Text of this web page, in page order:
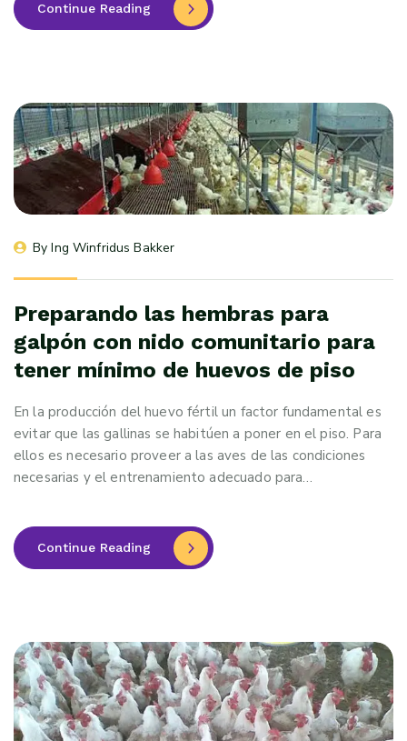
Continue Reading
By Ing Winfridus Bakker
Preparando las hembras para
galpón con nido comunitario para
tener mínimo de huevos de piso
En la producción del huevo fértil un factor fundamental es
evitar que las gallinas se habitúen a poner en el piso. Para
ellos es necesario proveer a las aves de las condiciones
necesarias y el entrenamiento adecuado para…
Continue Reading